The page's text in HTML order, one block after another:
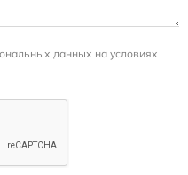
данных на условиях